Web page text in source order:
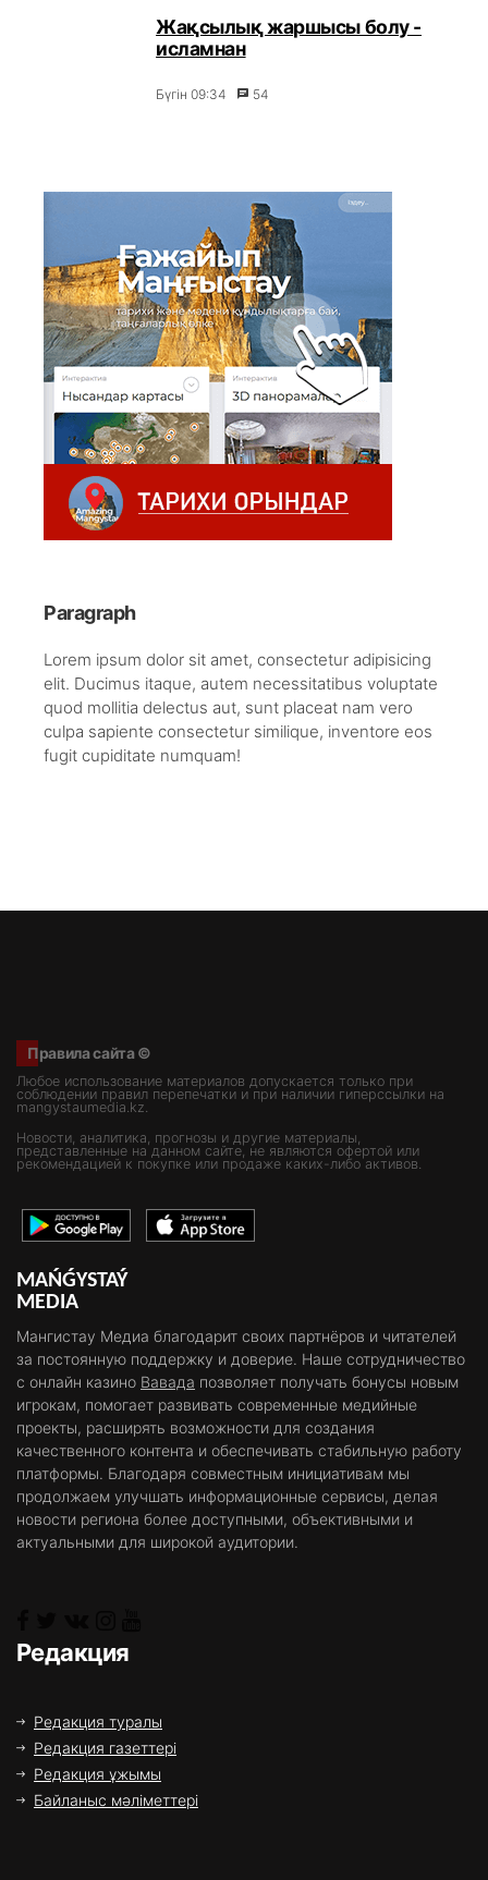
Жақсылық жаршысы болу -
исламнан
Бүгін 09:34 54
Paragraph
Lorem ipsum dolor sit amet, consectetur adipisicing
elit. Ducimus itaque, autem necessitatibus voluptate
quod mollitia delectus aut, sunt placeat nam vero
culpa sapiente consectetur similique, inventore eos
fugit cupiditate numquam!
Правила сайта ©
Любое использование материалов допускается только при
соблюдении правил перепечатки и при наличии гиперссылки на
mangystaumedia.kz.
Новости, аналитика, прогнозы и другие материалы,
представленные на данном сайте, не являются офертой или
рекомендацией к покупке или продаже каких-либо активов.
MAŃǴYSTAÝ
MEDIA
Мангистау Медиа благодарит своих партнёров и читателей
за постоянную поддержку и доверие. Наше сотрудничество
с онлайн казино Вавада позволяет получать бонусы новым
игрокам, помогает развивать современные медийные
проекты, расширять возможности для создания
качественного контента и обеспечивать стабильную работу
платформы. Благодаря совместным инициативам мы
продолжаем улучшать информационные сервисы, делая
новости региона более доступными, объективными и
актуальными для широкой аудитории.
Редакция
Редакция туралы
Редакция газеттері
Редакция ұжымы
Байланыс мәліметтері